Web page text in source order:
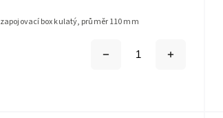
zapojovací box kulatý, průměr 110 mm